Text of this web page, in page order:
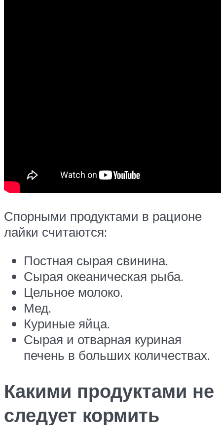
Спорными продуктами в рационе
лайки считаются:
Постная сырая свинина.
Сырая океаническая рыба.
Цельное молоко.
Мед.
Куриные яйца.
Сырая и отварная куриная
печень в больших количествах.
Какими продуктами не
следует кормить